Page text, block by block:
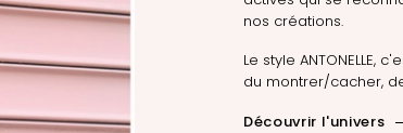
nos créations.
Le style
du montrer/cacher,
Découvrir l'univers